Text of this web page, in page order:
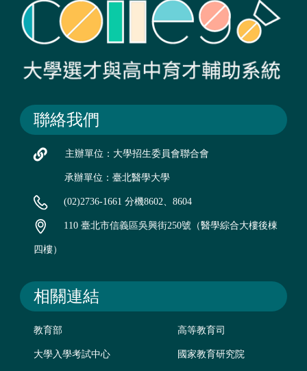
聯絡我們
主辦單位：大學招生委員會聯合會
承辦單位：臺北醫學大學
(02)2736-1661 分機8602、8604
110 臺北市信義區吳興街250號（醫學綜合大樓後棟
四樓）
相關連結
教育部 高等教育司
大學入學考試中心 國家教育研究院